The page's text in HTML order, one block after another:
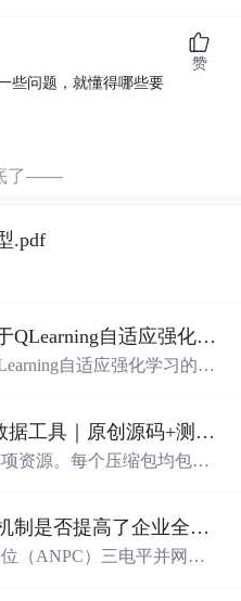
些问题，就懂得哪些要
赞
了——
.pdf
【水下机器人建模】基于QLearning自适应强化学习PID控制器在AUV中的应用研究（Matlab代码实现）
自适应强化学习的PI
与传统PID控制相结合的
及非线性水下环境中的自
器的比例、积分和微分参
速度、超调量等性能指标
验验证了该复合控制策略
视频模型GGUF量化元数据工具｜原创源码+测试+离线报告
资源。每个压缩包均包含
、功能清单、MIT License
直接运行，零第三方运行
顶刊复现：排污权交易机制是否提高了企业全要素生产率 -来自中国上市公司的证据（论文+数据）
（ANPC）三电平并网逆